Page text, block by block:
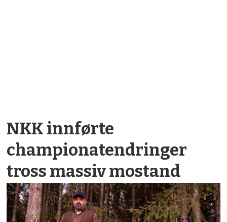
NKK innførte
championatendringer
tross massiv mostand